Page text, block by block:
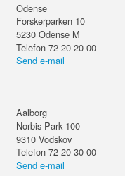
Odense
Forskerparken 10
5230 Odense M
Telefon 72 20 20 00
Send e-mail
Aalborg
Norbis Park 100
9310 Vodskov
Telefon 72 20 30 00
Send e-mail